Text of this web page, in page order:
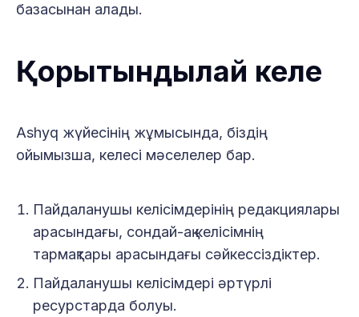
базасынан алады.
Қорытындылай келе
Ashyq жүйесінің жұмысында, біздің
ойымызша, келесі мәселелер бар.
Пайдаланушы келісімдерінің редакциялары
арасындағы, сондай-ақ келісімнің
тармақтары арасындағы сәйкессіздіктер.
Пайдаланушы келісімдері әртүрлі
ресурстарда болуы.